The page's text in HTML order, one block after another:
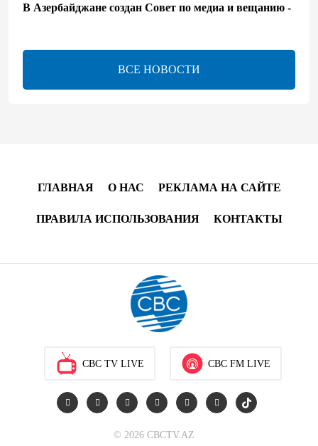
В Азербайджане создан Совет по медиа и вещанию -
13:16 7 августа 2026
ЕАЭС расширяет финансовый рынок и вводит
программу "зеленой трансформации"
экономики и наращивает взаимную торговлю –
электронной торговли и общего рынка - Турчин
финансирования промкооперации в ЕАЭС
ВСЕ НОВОСТИ
ГЛАВНАЯ О НАС РЕКЛАМА НА САЙТЕ
ПРАВИЛА ИСПОЛЬЗОВАНИЯ КОНТАКТЫ
CBC TV LIVE CBC FM LIVE
© 2026 CBCTV.AZ